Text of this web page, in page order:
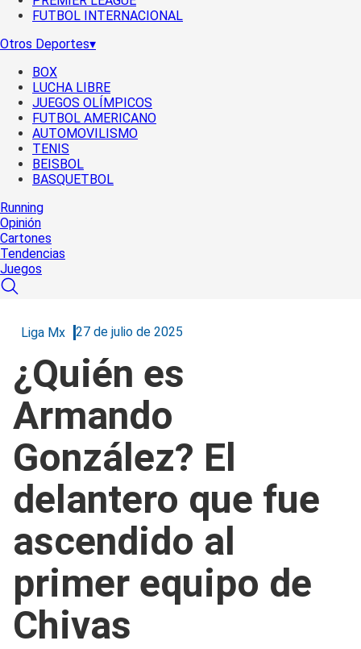
FUTBOL INTERNACIONAL
Otros Deportes▾
BOX
LUCHA LIBRE
JUEGOS OLÍMPICOS
FUTBOL AMERICANO
AUTOMOVILISMO
TENIS
BEISBOL
BASQUETBOL
Running
Opinión
Cartones
Tendencias
Juegos
Liga Mx 27 de julio de 2025
¿Quién es
Armando
González? El
delantero que fue
ascendido al
primer equipo de
Chivas